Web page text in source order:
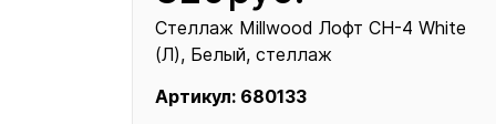
Стеллаж Millwood Лофт CH-4 White
(Л) Белый стеллаж
Артикул: 680133